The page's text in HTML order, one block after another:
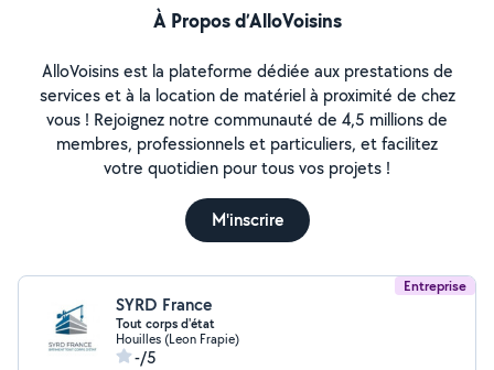
À Propos d’AlloVoisins
AlloVoisins est la plateforme dédiée aux prestations de
services et à la location de matériel à proximité de chez
vous ! Rejoignez notre communauté de 4,5 millions de
membres, professionnels et particuliers, et facilitez
votre quotidien pour tous vos projets !
M'inscrire
Entreprise
SYRD France
Tout corps d'état
Houilles (Leon Frapie)
-/5